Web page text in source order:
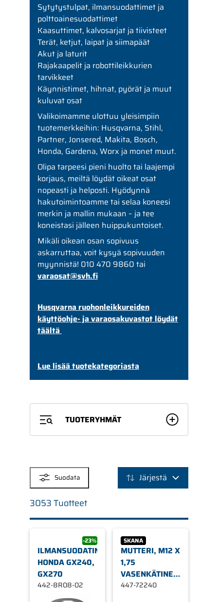
Sytytystulpat, ilmansuodattimet ja
polttoainesuodattimet
Kaasuttimet, kalvosarjat ja tiivisteet
Terät, ketjut, laipat ja siimapäät
Akut ja laturit
Rajakaapelit ja robottileikkurien
tarvikkeet
Käynnistimet, hihnat, pyörät ja muut
kuluvat osat
Valikoimamme ulottuu yleisimpiin
tuotemerkkeihin: Husqvarna, Stihl,
Partner, Jonsered, Makita, Bosch,
Honda, Gardena, Worx ja monet muut.
Olipa tarpeesi pieni huolto tai laajempi
korjaus, meiltä löydät oikeat osat
nopeasti ja helposti. Hyödynnä
hakutoimintoamme tai selaa koneesi
merkin ja mallin mukaan – ja tee
koneistasi jälleen huippukuntoiset.
Mikäli oikean osan sopivuus
askarruttaa, voit kysyä sopivuuden
myynnistä! 010 470 9860 tai
varaosat@svh.fi
Husqvarna ruohonleikkureiden
käyttöohje- ja varaosakuvastot löydät
täältä
Lue lisää tuotekategoriasta
TUOTERYHMÄT
Suodata Järjestä
3053 Tuotteet
-23%
ILMANSUODATIN,
HONDA GX240,
GX270
442-8R08-02
SKANA
MUTTERI, M12 X
1,75
VASENKÄTINEN
KIERRE,
447-72240